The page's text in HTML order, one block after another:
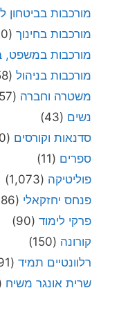
מורכבות בביטחון
מורכבות בחינוך (420)
מורכבות במשפט,
מורכבות בניהול (1,258)
משטרה וחברה (57)
נשים (43)
סדנאות וקורסים (10)
ספרים (11)
פוליטיקה (1,073)
פנחס יחזקאלי (1,986)
פרקי לימוד (90)
קורונה (150)
רלוונטיים תמיד (4,091)
שרית אונגר משיח